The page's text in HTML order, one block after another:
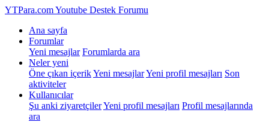
YTPara.comYoutube Destek Forumu
Ana sayfa
Forumlar
Yeni mesajlar Forumlarda ara
Neler yeni
Öne çıkan içerikYeni mesajlarYeni profil mesajları Son
aktiviteler
Kullanıcılar
Şu anki ziyaretçilerYeni profil mesajları Profil mesajlarında
ara